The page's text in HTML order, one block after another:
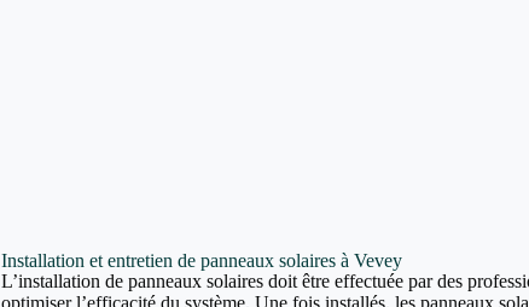
Installation et entretien de panneaux solaires à Vevey
L’installation de panneaux solaires doit être effectuée par des
optimiser l’efficacité du système. Une fois installés, les panneaux